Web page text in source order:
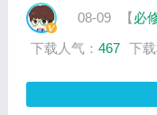
的不
发
这
持人
08-09 【必
下载人气： 467 下载